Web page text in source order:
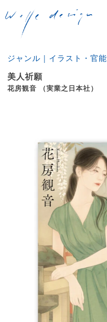
ジャンル｜イラスト・官能
美人祈願
花房観音 （実業之日本社）